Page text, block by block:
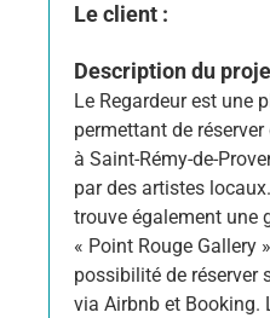
Le client :
Description du
Le Regardeur est une
permettant de
à Saint-Rémy-de-
par des artistes
trouve également une
« Point Rouge Gallery
possibilité de réserver
via Airbnb et Booking.